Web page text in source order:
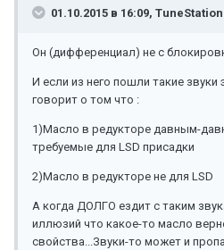
01.10.2015 в 16:09,
Он (дифференциал) не с
И если из него пошли такие
говорит о том что :
1)Масло в редукторе давным-
требуемые для LSD присадки
2)Масло в редукторе не для LSD
А когда ДОЛГО ездит с таким
иллюзий что какое-то масло
свойства...Звуки-то может и